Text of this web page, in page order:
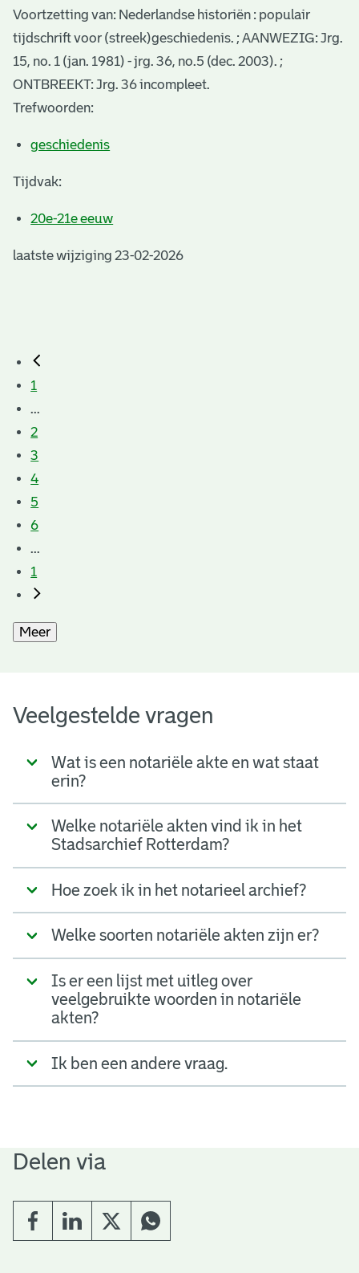
Voortzetting van: Nederlandse historiën : populair
tijdschrift voor (streek)geschiedenis. ; AANWEZIG: Jrg.
15, no. 1 (jan. 1981) - jrg. 36, no.5 (dec. 2003). ;
ONTBREEKT: Jrg. 36 incompleet.
Trefwoorden:
geschiedenis
Tijdvak:
20e-21e eeuw
laatste wijziging 23-02-2026
1
...
2
3
4
5
6
...
1
Meer
Veelgestelde vragen
Wat is een notariële akte en wat staat
erin?
Welke notariële akten vind ik in het
Stadsarchief Rotterdam?
Hoe zoek ik in het notarieel archief?
Welke soorten notariële akten zijn er?
Is er een lijst met uitleg over
veelgebruikte woorden in notariële
akten?
Ik ben een andere vraag.
Delen via